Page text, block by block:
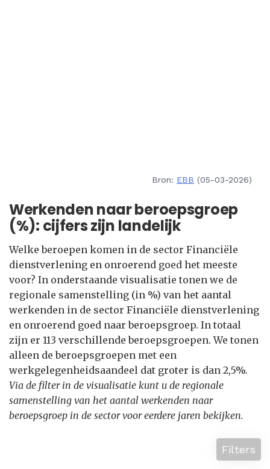
Bron: EBB (05-03-2026)
Werkenden naar beroepsgroep
(%): cijfers zijn landelijk
Welke beroepen komen in de sector Financiële
dienstverlening en onroerend goed het meeste
voor? In onderstaande visualisatie tonen we de
regionale samenstelling (in %) van het aantal
werkenden in de sector Financiële dienstverlening
en onroerend goed naar beroepsgroep. In totaal
zijn er 113 verschillende beroepsgroepen. We tonen
alleen de beroepsgroepen met een
werkgelegenheidsaandeel dat groter is dan 2,5%.
Via de filter in de visualisatie kunt u de regionale
samenstelling van het aantal werkenden naar
beroepsgroep in de sector voor eerdere jaren bekijken.
Filters